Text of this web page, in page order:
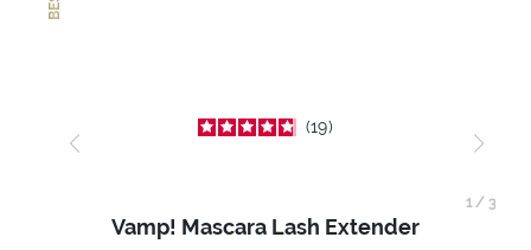
19
Vamp! Mascara Lash Extender
1/ 3